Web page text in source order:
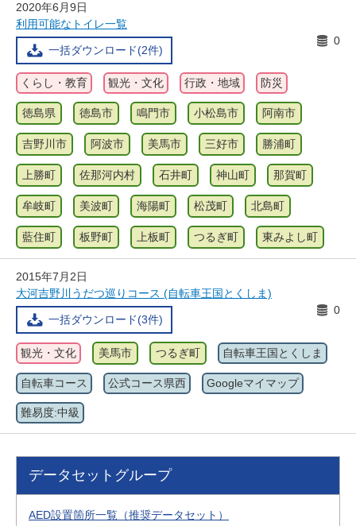
2020年6月9日
利用可能なトイレ一覧
一括ダウンロード(2件)
0
くらし・教育 観光・文化 行政・地域 防災
徳島県 徳島市 鳴門市 小松島市 阿南市
吉野川市 阿波市 美馬市 三好市 勝浦町
上勝町 佐那河内村 石井町 神山町 那賀町
牟岐町 美波町 海陽町 松茂町 北島町
藍住町 板野町 上板町 つるぎ町 東みよし町
2015年7月2日
大河吉野川うだつ巡りコース (自転車王国とくしま)
一括ダウンロード(3件)
0
観光・文化 美馬市 つるぎ町 自転車王国とくしま
自転車コース 公式コース県西 Googleマイマップ
難易度:中級
データセットグループ
AED設置箇所一覧（推奨データセット）